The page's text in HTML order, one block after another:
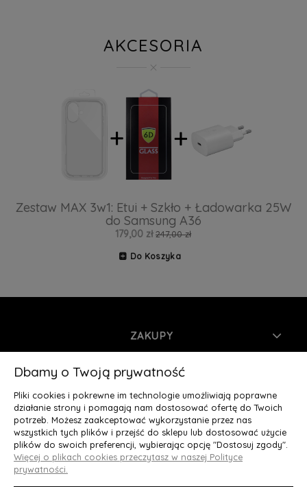
AKCESORIA
Zestaw MAX 3w1: Etui + Szkło + Ładowarka 25W
do Samsung A36
179,00 zł 247,00 zł
Do Koszyka
ZAKUPY
INFORMACJE
MOJE KONTO
O NAS
Deluxury.pl
Dbamy o Twoją prywatność
Pliki cookies i pokrewne im technologie umożliwiają poprawne
działanie strony i pomagają nam dostosować ofertę do Twoich
potrzeb. Możesz zaakceptować wykorzystanie przez nas
wszystkich tych plików i przejść do sklepu lub dostosować użycie
plików do swoich preferencji, wybierając opcję "Dostosuj zgody".
Więcej o plikach cookies przeczytasz w naszej Polityce
prywatności.